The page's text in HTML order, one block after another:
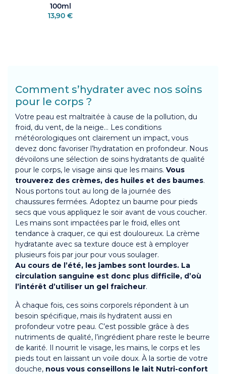
100ml
13,90 €
Comment s’hydrater avec nos soins
pour le corps ?
Votre peau est maltraitée à cause de la pollution, du
froid, du vent, de la neige… Les conditions
météorologiques ont clairement un impact, vous
devez donc favoriser l’hydratation en profondeur. Nous
dévoilons une sélection de soins hydratants de qualité
pour le corps, le visage ainsi que les mains. Vous
trouverez des crèmes, des huiles et des baumes.
Nous portons tout au long de la journée des
chaussures fermées. Adoptez un baume pour pieds
secs que vous appliquez le soir avant de vous coucher.
Les mains sont impactées par le froid, elles ont
tendance à craquer, ce qui est douloureux. La crème
hydratante avec sa texture douce est à employer
plusieurs fois par jour pour vous soulager.
Au cours de l’été, les jambes sont lourdes. La
circulation sanguine est donc plus difficile, d’où
l’intérêt d’utiliser un gel fraîcheur.
À chaque fois, ces soins corporels répondent à un
besoin spécifique, mais ils hydratent aussi en
profondeur votre peau. C’est possible grâce à des
nutriments de qualité, l’ingrédient phare reste le beurre
de karité. Il nourrit le visage, les mains, le corps et les
pieds tout en laissant un voile doux. À la sortie de votre
douche, nous vous conseillons le lait Nutri-confort